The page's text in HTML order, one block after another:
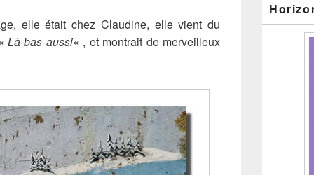
elle était chez Claudine, elle vient du
Là-bas aussi« , et montrait de merveilleux